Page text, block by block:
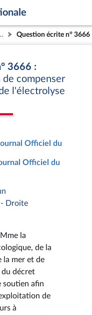
Question écrite n° 3666
3666 :
compenser
l'électrolyse
Officiel du
Officiel du
Droite
la
de la
la mer et de
du décret
soutien afin
de
à